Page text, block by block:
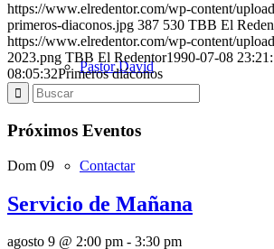
Pastor David
Contactar
https://www.elredentor.com/wp-content/
primeros-diaconos.jpg 387 530 TBB El
https://www.elredentor.com/wp-content/
2023.png TBB El Redentor1990-07-08
08:05:32Primeros diáconos
Próximos Eventos
Dom 09
Servicio de Mañana
agosto 9 @ 2:00 pm - 3:30 pm